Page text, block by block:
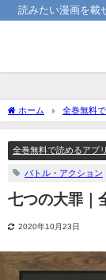
読みたい漫画を載
ホーム 全巻無料
調査！
全巻無料で読めるアプ
バトル・アクション
七つの大罪｜
2020年10月23日